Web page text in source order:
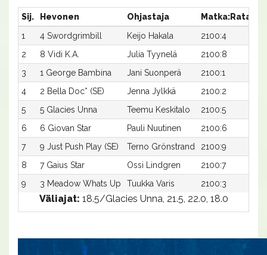
Sij. Hevonen Ohjastaja Matka:Rata
1
4 Swordgrimbill Keijo Hakala 2100:4
2
8 Vidi K.A. Julia Tyynelä 2100:8
3
1 George Bambina Jani Suonperä 2100:1
4
2 Bella Doc* (SE) Jenna Jylkkä 2100:2
5
5 Glacies Unna Teemu Keskitalo 2100:5
6
6 Giovan Star Pauli Nuutinen 2100:6
7
9 Just Push Play (SE) Terno Grönstrand 2100:9
8
7 Gaius Star Ossi Lindgren 2100:7
9
3 Meadow Whats Up Tuukka Varis 2100:3
Väliajat: 18.5/Glacies Unna, 21.5, 22.0, 18.0